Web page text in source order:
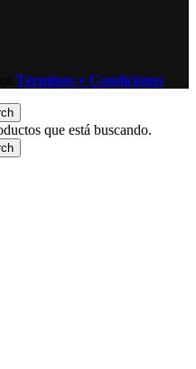
Términos y Condiciones
que está buscando.